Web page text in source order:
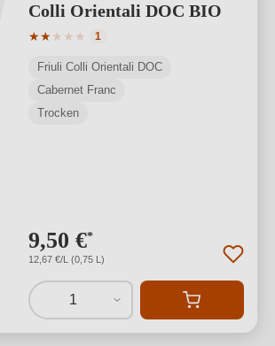
Colli Orientali DOC BIO
★★★ ★ ★
Durchschnittliche Bewertung von 2
1
Friuli Colli Orientali DOC
Cabernet Franc
Trocken
9,50 €*
12,67 €/L (0,75 L)
1